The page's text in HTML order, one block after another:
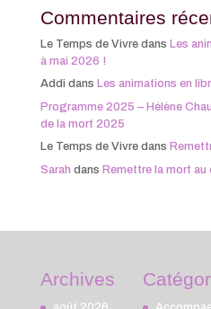
Commentaires
Le Temps de Vivredans Les
à mai 2026 !
Addi dans Les animations en
Programme 2025 – Hélène
de la mort 2025
Le Temps de Vivredans
Sarah dans Remettre la mort au
Archives